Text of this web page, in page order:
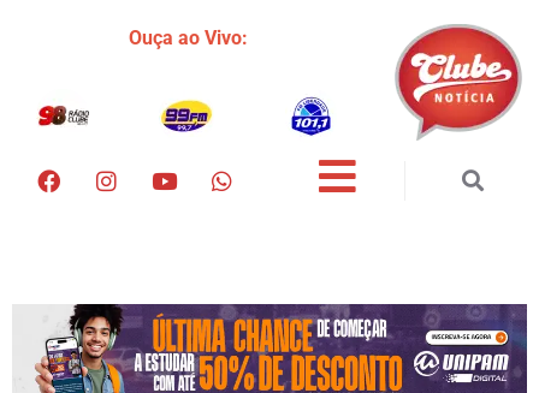
Ouça ao Vivo: